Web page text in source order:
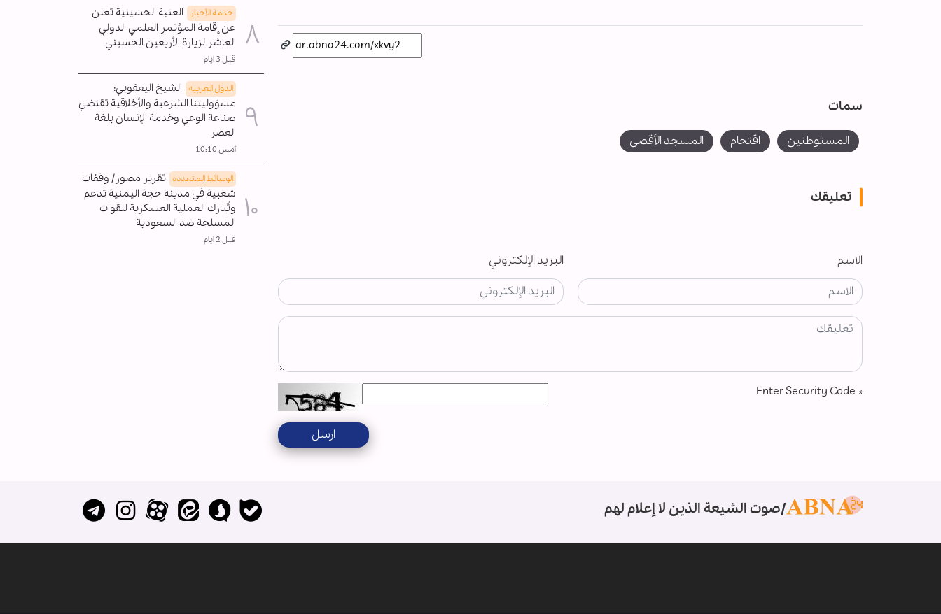
سمات
المستوطنين اقتحام المسجد الأقصى
تعليقك
الاسم البريد الإلكتروني
*
ارسل
خدمة الأخبار
العتبة الحسينية تعلن
عن إقامة المؤتمر العلمي الدولي
العاشر لزيارة الأربعين الحسيني
قبل 3 ايام
الدول العربیه الشيخ اليعقوبي:
مسؤوليتنا الشرعية والأخلاقية تقتضي
صناعة الوعي وخدمة الإنسان بلغة
العصر
أمس 10:10
الوسائط المتعدده تقرير مصور/ وقفات
شعبية في مدينة حجة اليمنية تدعم
وتُبارك العملية العسكرية للقوات
المسلحة ضد السعودية
قبل 2 ايام
صوت الشيعة الذين لا إعلام لهم